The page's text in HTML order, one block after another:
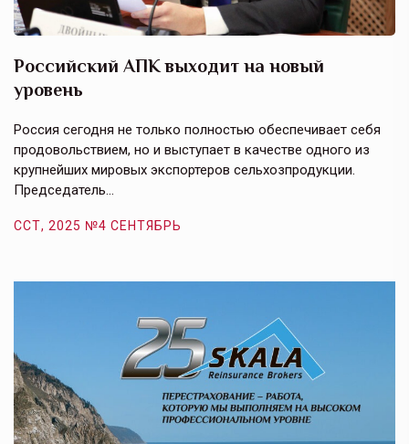
Российский АПК выходит на новый
уровень
Россия сегодня не только полностью обеспечивает себя
продовольствием, но и выступает в качестве одного из
крупнейших мировых экспортеров сельхозпродукции.
Председатель…
ССТ, 2025 №4 СЕНТЯБРЬ